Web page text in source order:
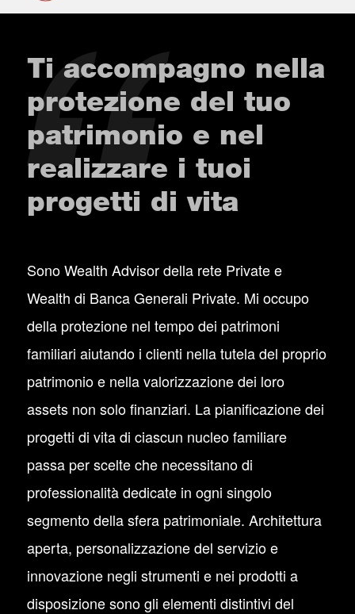
Ti accompagno nella
protezione del tuo
patrimonio e nel
realizzare i tuoi
progetti di vita
Sono Wealth Advisor della rete Private e
Wealth di Banca Generali Private. Mi occupo
della protezione nel tempo dei patrimoni
familiari aiutando i clienti nella tutela del proprio
patrimonio e nella valorizzazione dei loro
assets non solo finanziari. La pianificazione dei
progetti di vita di ciascun nucleo familiare
passa per scelte che necessitano di
professionalità dedicate in ogni singolo
segmento della sfera patrimoniale. Architettura
aperta, personalizzazione del servizio e
innovazione negli strumenti e nei prodotti a
disposizione sono gli elementi distintivi del